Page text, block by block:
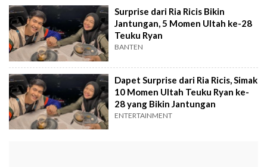
Surprise dari Ria Ricis Bikin
Jantungan, 5 Momen Ultah ke-28
Teuku Ryan
BANTEN
Dapet Surprise dari Ria Ricis, Simak
10 Momen Ultah Teuku Ryan ke-
28 yang Bikin Jantungan
ENTERTAINMENT